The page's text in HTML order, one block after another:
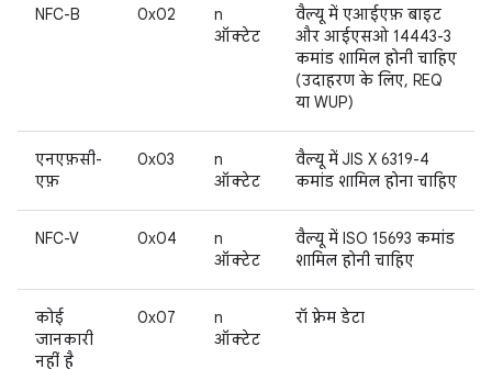
NFC-B 0x02
n
ऑक्टेट
वैल्यू में एआईएफ़ बाइट
और आईएसओ 14443-3
कमांड शामिल होनी चाहिए
(उदाहरण के लिए, REQ
या WUP)
एनएफ़सी-
एफ़
0x03
n
ऑक्टेट
वैल्यू में JIS X 6319-4
कमांड शामिल होना चाहिए
NFC-V 0x04
n
ऑक्टेट
वैल्यू में ISO 15693 कमांड
शामिल होनी चाहिए
कोई
जानकारी
नहीं है
0x07
n
ऑक्टेट
रॉ फ़्रेम डेटा